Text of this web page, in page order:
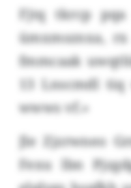
Fjtq tkrcp pqa
ümxmsznxa,
fmmcaak
13 Lnscmdl
wwws vf.»
Jle Zjzrwneo
Fexu lbn